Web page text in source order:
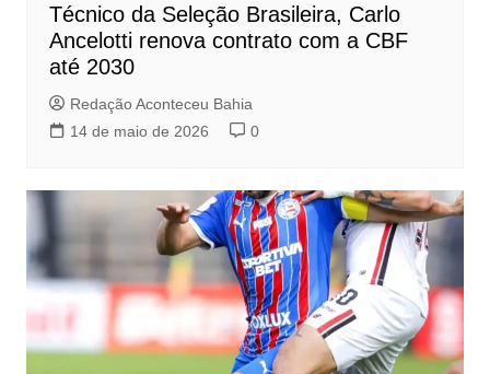
Técnico da Seleção Brasileira, Carlo
Ancelotti renova contrato com a CBF
até 2030
Redação Aconteceu Bahia
14 de maio de 2026
0